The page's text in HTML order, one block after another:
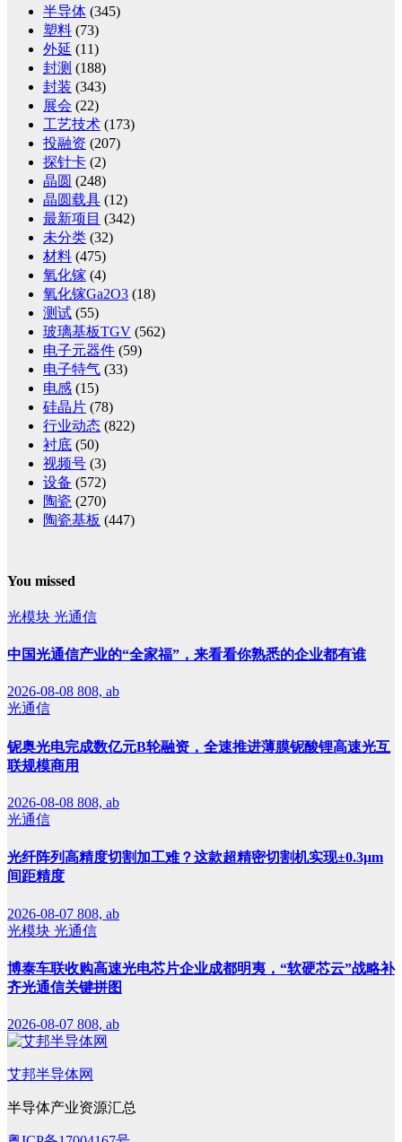
半导体 (345)
塑料 (73)
外延 (11)
封测 (188)
封装 (343)
展会 (22)
工艺技术 (173)
投融资 (207)
探针卡 (2)
晶圆 (248)
晶圆载具 (12)
最新项目 (342)
未分类 (32)
材料 (475)
氧化镓 (4)
氧化镓Ga2O3 (18)
测试 (55)
玻璃基板TGV (562)
电子元器件 (59)
电子特气 (33)
电感 (15)
硅晶片 (78)
行业动态 (822)
衬底 (50)
视频号 (3)
设备 (572)
陶瓷 (270)
陶瓷基板 (447)
You missed
光模块 光通信
中国光通信产业的“全家福”，来看看你熟悉的企业都有谁
2026-08-08 808, ab
光通信
铌奥光电完成数亿元B轮融资，全速推进薄膜铌酸锂高速光互
联规模商用
2026-08-08 808, ab
光通信
光纤阵列高精度切割加工难？这款超精密切割机实现±0.3μm
间距精度
2026-08-07 808, ab
光模块 光通信
博泰车联收购高速光电芯片企业成都明夷，“软硬芯云”战略补
齐光通信关键拼图
2026-08-07 808, ab
艾邦半导体网
半导体产业资源汇总